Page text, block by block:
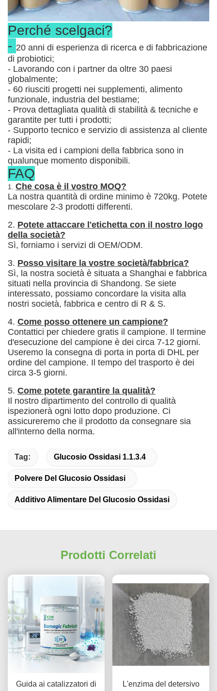
Perché scelgaci?
- 20 anni di esperienza di ricerca e di fabbricazione
di probiotici;
- Lavorando con i partner da oltre 30 paesi
globalmente;
- 60 riusciti progetti nei supplementi, alimento
funzionale, industria del bestiame;
- Prova dettagliata qualità di stabilità & tecniche e
garantite per tutti i prodotti;
- Supporto tecnico e servizio di assistenza al cliente
rapidi;
- La visita ed i campioni della fabbrica sono in
qualunque momento disponibili.
FAQ
1. Che cosa è il vostro MOQ?
La nostra quantità di ordine minimo è 720kg. Potete
mescolare 2-3 prodotti differenti.
2. Potete attaccare l'etichetta con il nostro logo
della società?
Sì, forniamo i servizi di OEM/ODM.
3. Posso visitare la vostre società/fabbrica?
Sì, la nostra società è situata a Shanghai e fabbrica
situati nella provincia di Shandong. Se siete
interessato, possiamo concordare la visita alla
nostri società, fabbrica e centro di R & S.
4. Come posso ottenere un campione?
Contattici per chiedere gratis il campione. Il termine
d'esecuzione del campione è dei circa 7-12 giorni.
Useremo la consegna di porta in porta di DHL per
ordine del campione. Il tempo del trasporto è dei
circa 3-5 giorni.
5. Come potete garantire la qualità?
Il nostro dipartimento del controllo di qualità
ispezionerà ogni lotto dopo produzione. Ci
assicureremo che il prodotto da consegnare sia
all'interno della norma.
Tag: Glucosio Ossidasi 1.1.3.4
Polvere Del Glucosio Ossidasi
Additivo Alimentare Del Glucosio Ossidasi
Prodotti Correlati
Guida ai catalizzatori di
L'enzima del detersivo